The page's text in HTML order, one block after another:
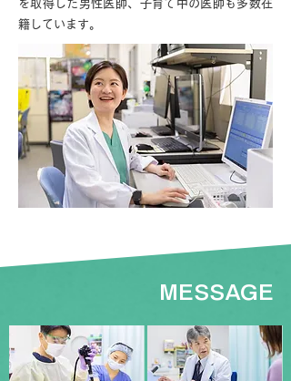
を取得した男性医師、子育て中の医師も多数在
籍しています。
MESSAGE